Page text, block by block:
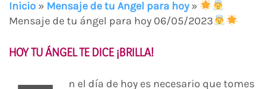
Inicio » Mensaje de tu Angel para hoy»
Mensaje de tu ángel para hoy 06/05/2023
HOY TU ÁNGEL TE DICE ¡BRILLA!
n el día de hoy es necesario que tomes